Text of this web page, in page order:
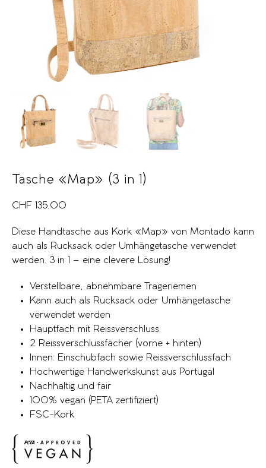
Tasche «Map» (3 in 1)
CHF 135.00
Diese Handtasche aus Kork «Map» von Montado kann
auch als Rucksack oder Umhängetasche verwendet
werden. 3 in 1 – eine clevere Lösung!
Verstellbare, abnehmbare Trageriemen
Kann auch als Rucksack oder Umhängetasche
verwendet werden
Hauptfach mit Reissverschluss
2 Reissverschlussfächer (vorne + hinten)
Innen: Einschubfach sowie Reissverschlussfach
Hochwertige Handwerkskunst aus Portugal
Nachhaltig und fair
100% vegan (PETA zertifiziert)
FSC-Kork